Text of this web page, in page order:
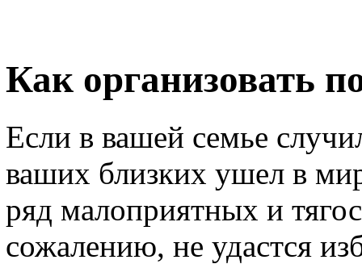
Как организовать
Если в вашей семье
ваших близких ушел в
ряд малоприятных и
сожалению, не удастся